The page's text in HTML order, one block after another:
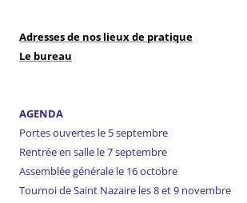
Adresses de nos lieux de pratique
Le bureau
AGENDA
Portes ouvertes le 5 septembre
Rentrée en salle le 7 septembre
Assemblée générale le 16 octobre
Tournoi de Saint Nazaire les 8 et 9 novembre